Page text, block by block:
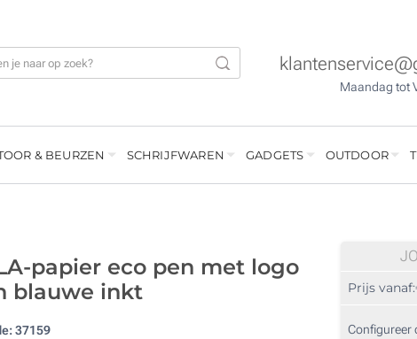
Maandag tot
& BEURZEN SCHRIJFWAREN GADGETS OUTDOOR
papier eco pen met logo
blauwe inkt
37159
Prijs vanaf:
Configureer